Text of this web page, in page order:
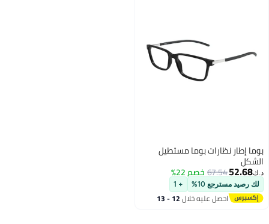
بوما إطار نظارات بوما مستطيل
الشكل
د.ك‏52.68
67.54خصم 22%
لك رصيد مسترجع 10% + 1
احصل عليه خلال 12 - 13